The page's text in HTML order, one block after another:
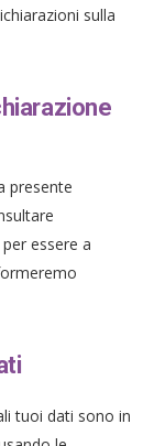
sulla
presente
essere a
tuoi dati sono in